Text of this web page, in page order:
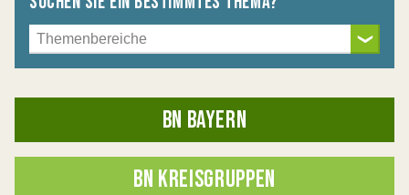
BN BAYERN
BN KREISGRUPPEN